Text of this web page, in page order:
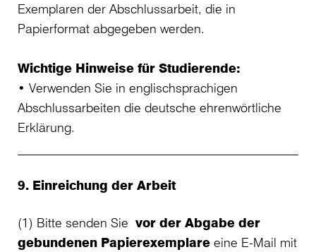
Exemplaren der Abschlussarbeit, die in
Papierformat abgegeben werden.
Wichtige Hinweise für Studierende:
• Verwenden Sie in englischsprachigen
Abschlussarbeiten die deutsche ehrenwörtliche
Erklärung.
9. Einreichung der Arbeit
(1) Bitte senden Sie vor der Abgabe der
gebundenen Papierexemplare eine E-Mail mit